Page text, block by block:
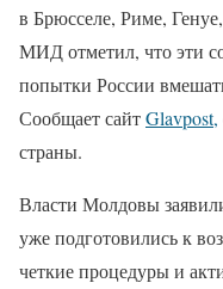
в Брюсселе, Риме,
МИД отметил, что эти
попытки России
Сообщает сайтGlavpost,
страны.
Власти Молдовы
уже подготовились к
четкие процедуры и